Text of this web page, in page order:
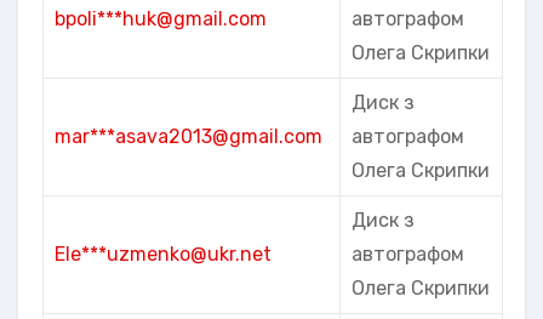
bpoli***huk@gmail.com
автографом
Олега Скрипки
mar***asava2013@gmail.com
Диск з
автографом
Олега Скрипки
Ele***uzmenko@ukr.net
Диск з
автографом
Олега Скрипки